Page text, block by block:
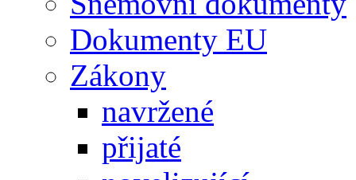
Dokumenty EU
Zákony
navržené
přijaté